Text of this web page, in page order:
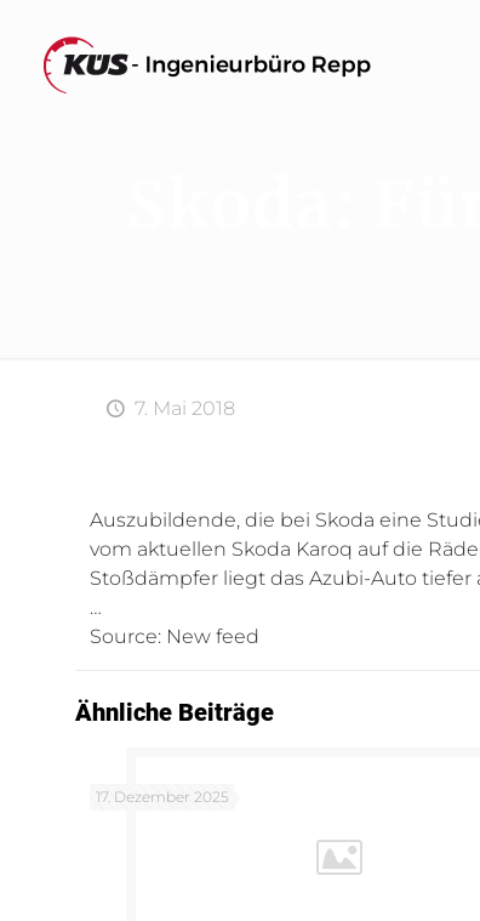
7. Mai 2018
Auszubildende, die bei Skoda eine
vom aktuellen Skoda Karoq auf die
Stoßdämpfer liegt das Azubi-Auto tiefer
…
Source: New feed
Ähnliche Beiträge
17. Dezember 2025